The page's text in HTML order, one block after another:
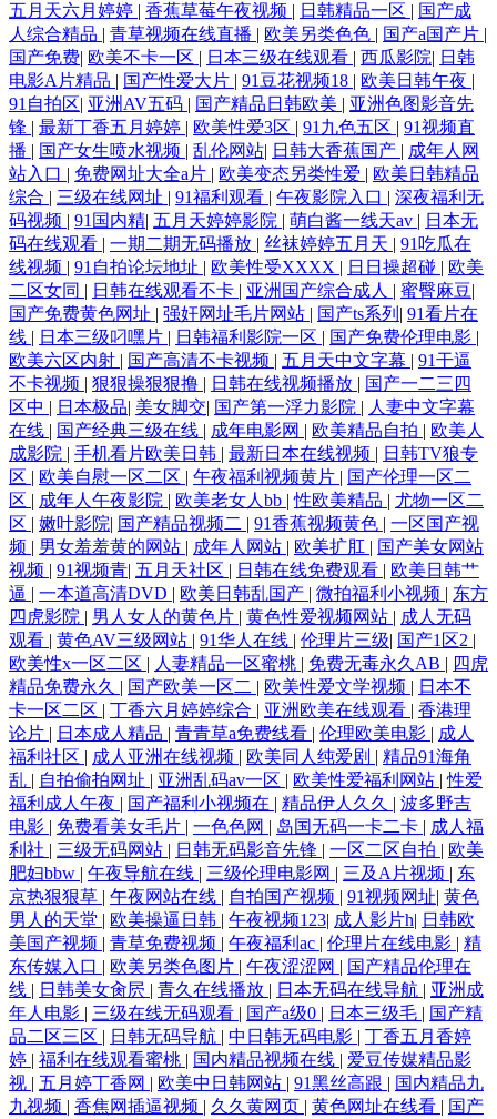
全 欧美一级专区免费大片 在线国产一区二区 国产色又爽视 天天草夜夜草
5252 白丝无码自慰91 免费卡一卡二卡三 亚洲国产专区 国产强奷在线播 日
韩ww 最新手机电影在线观看 果冻传媒有多少部 四虎影像 a视频免 美女被
爆羞 亚洲日韩欧美国产精品 国产精选免费在线观看 日韩一三区国产福利
www欧美V 伦歼性奴小说 亚洲国产综合一区 国产精品成人h视频 人人追
剧 种子bt磁力搜索 国产在视频线在精品 午夜福利影院68 成人免费视频网
欧美精品高清 www午夜 日本三级网址入口 超碰想玩玩 日本黄色高清视频
成人精品电影在线 一级性爱视频 精品熟女一区二区 一本道色AV 精品福利
一区 亚洲中文字幕乱码一区 三级黄色白丝网站 两根硕大一起挤进小紧
www含蓄草 亚洲日本成 热播电视剧在线观看 九九精品一级 国产高清免费
不卡观看 97sese图片 亚洲国产ckpl 日本变态视频 超碰人人擦 日韩精品一
区二区亚洲AV观看 岛国操逼视频网站 色色的小网站 国产h在线 神马在线
观看免费网 国产第一页 天天艹天天 国产夫妻在线观看 伪娘自慰网站 国产
麻豆亚洲精品一区二区 亚洲妇女自偷自偷图片 国成精品九区 亚洲精品免
费在线观看 国产主播高清在线直播 亚洲精品尤物a 黄页av网站 夜色资源总
站 精品午夜福利在线观看 尹人香蕉99视频 久久99成人免费 尤物视频免费
在线不卡 久久婷婷五月天 最新国内熟 欧美精品免费在线 国产精品+免费
亚洲一级日韩一级 娇妻被黑人粗大猛烈 伊人操碰 强奷很舒服好 国产福利
在线观看片 性欧美激情在线观看 欧洲日韩亚 欧美综合视频一区二区 免费
超碰 AV新视频 亚洲国产高清 丝袜足交国产 熟妇人妻一区二区 日韩电影
五月天六月婷婷 | 香蕉草莓午夜视频 | 日韩精品一区 | 国产成
人综合精品 | 青草视频在线直播 | 欧美另类色色 | 国产a国产片 |
国产免费| 欧美不卡一区 | 日本三级在线观看 | 西瓜影院| 日韩
电影A片精品 | 国产性爱大片 | 91豆花视频18 | 欧美日韩午夜 |
91自拍区| 亚洲AV五码 | 国产精品日韩欧美 | 亚洲色图影音先
锋 | 最新丁香五月婷婷 | 欧美性爱3区 | 91九色五区 | 91视频直
播 | 国产女生喷水视频 | 乱伦网站| 日韩大香蕉国产 | 成年人网
站入口 | 免费网址大全a片 | 欧美变态另类性爱 | 欧美日韩精品
综合 | 三级在线网址 | 91福利观看 | 午夜影院入口 | 深夜福利无
码视频 | 91国内精| 五月天婷婷影院 | 萌白酱一线天av | 日本无
码在线观看 | 一期二期无码播放 | 丝袜婷婷五月天 | 91吃瓜在
线视频 | 91自拍论坛地址 | 欧美性受XXXX | 日日操超碰 | 欧美
二区女同 | 日韩在线观看不卡 | 亚洲国产综合成人 | 蜜臀麻豆|
国产免费黄色网址 | 强奸网址毛片网站 | 国产ts系列 | 91看片在
线 | 日本三级叼嘿片 | 日韩福利影院一区 | 国产免费伦理电影 |
欧美六区内射 | 国产高清不卡视频 | 五月天中文字幕 | 91干逼
不卡视频 | 狠狠操狠狠撸 | 日韩在线视频播放 | 国产一二三四
区中 | 日本极品| 美女脚交| 国产第一浮力影院 | 人妻中文字幕
在线 | 国产经典三级在线 | 成年电影网 | 欧美精品自拍 | 欧美人
成影院 | 手机看片欧美日韩 | 最新日本在线视频 | 日韩TV狼专
区 | 欧美自慰一区二区 | 午夜福利视频黄片 | 国产伦理一区二
区 | 成年人午夜影院 | 欧美老女人bb |性欧美精品 | 尤物一区二
区 | 嫩叶影院| 国产精品视频二 | 91香蕉视频黄色 | 一区国产视
频 | 男女羞羞黄的网站 | 成年人网站 | 欧美扩肛 | 国产美女网站
视频 | 91视频青| 五月天社区 | 日韩在线免费观看 | 欧美日韩艹
逼 | 一本道高清DVD | 欧美日韩乱国产 | 微拍福利小视频 | 东方
四虎影院 | 男人女人的黄色片 | 黄色性爱视频网站 | 成人无码
观看 | 黄色AV三级网站 | 91华人在线 | 伦理片三级| 国产1区2 |
欧美性x一区二区 | 人妻精品一区蜜桃 | 免费无毒永久AB | 四虎
精品免费永久 | 国产欧美一区二 | 欧美性爱文学视频 | 日本不
卡一区二区 | 丁香六月婷婷综合 | 亚洲欧美在线观看 | 香港理
论片 | 日本成人精品 | 青青草a免费线看 | 伦理欧美电影 | 成人
福利社区 | 成人亚洲在线视频 | 欧美同人纯爱剧 | 精品91海角
乱 | 自拍偷拍网址 | 亚洲乱码av一区 | 欧美性爱福利网站 |性爱
福利成人午夜 | 国产福利小视频在 | 精品伊人久久 | 波多野吉
电影 | 免费看美女毛片 | 一色色网 | 岛国无码一卡二卡 | 成人福
利社 | 三级无码网站 | 日韩无码影音先锋 | 一区二区自拍 | 欧美
肥妇bbw | 午夜导航在线 | 三级伦理电影网 | 三及A片视频 | 东
京热狠狠草 | 午夜网站在线 | 自拍国产视频 | 91视频网址| 黄色
男人的天堂 | 欧美操逼日韩 | 午夜视频123| 成人影片h| 日韩欧
美国产视频 | 青草免费视频 | 午夜福利ac | 伦理片在线电影 | 精
东传媒入口 | 欧美另类色图片 | 午夜涩涩网 | 国产精品伦理在
线 | 日韩美女肏屄 | 青久在线播放 | 日本无码在线导航 | 亚洲成
年人电影 | 三级在线无码观看 | 国产a级0 | 日本三级毛 | 国产精
品二区三区 | 日韩无码导航 | 中日韩无码电影 | 丁香五月香婷
婷 | 福利在线观看蜜桃 | 国内精品视频在线 | 爱豆传媒精品影
视 | 五月婷丁香网 | 欧美中日韩网站 | 91黑丝高跟 | 国内精品九
九视频 | 香焦网插逼视频 | 久久黄网页 | 黄色网址在线看 | 国产